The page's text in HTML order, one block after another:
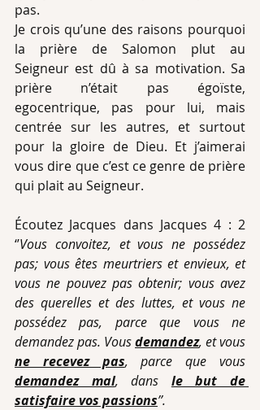
pas.
Je crois qu’une des raisons pourquoi
la prière de Salomon plut au
Seigneur est dû à sa motivation. Sa
prière n’était pas égoïste,
egocentrique, pas pour lui, mais
centrée sur les autres, et surtout
pour la gloire de Dieu. Et j’aimerai
vous dire que c’est ce genre de prière
qui plait au Seigneur.
Écoutez Jacques dans Jacques 4 : 2
‘’Vous convoitez, et vous ne possédez
pas; vous êtes meurtriers et envieux, et
vous ne pouvez pas obtenir; vous avez
des querelles et des luttes, et vous ne
possédez pas, parce que vous ne
demandez pas. Vous demandez
ne recevez pas
demandez mal, dans le but de
satisfaire vos passions’’.